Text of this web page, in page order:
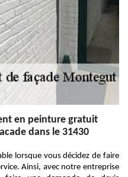
en peinture gratuit
dans le 31430
lorsque vous décidez de faire
Ainsi, avec notre entreprise